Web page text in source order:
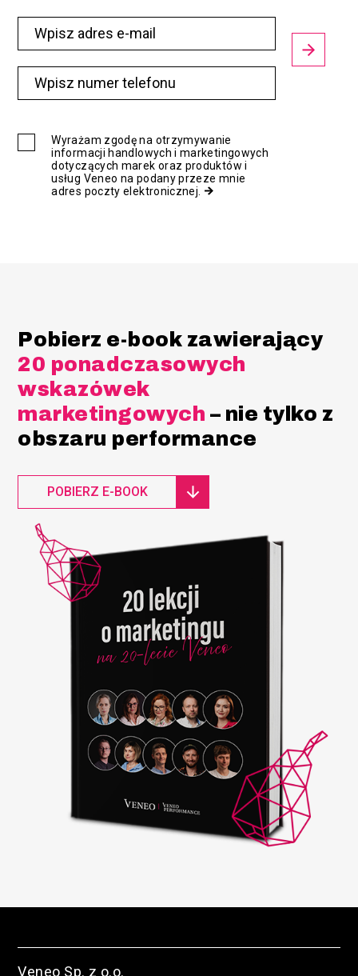
Wyrażam zgodę na otrzymywanie
informacji handlowych i marketingowych
dotyczących marek oraz produktów i
usług Veneo na podany przeze mnie
adres poczty elektronicznej.
Pobierz e-book zawierający
20 ponadczasowych
wskazówek
marketingowych – nie tylko z
obszaru performance
POBIERZ E-BOOK
Veneo Sp. z o.o.